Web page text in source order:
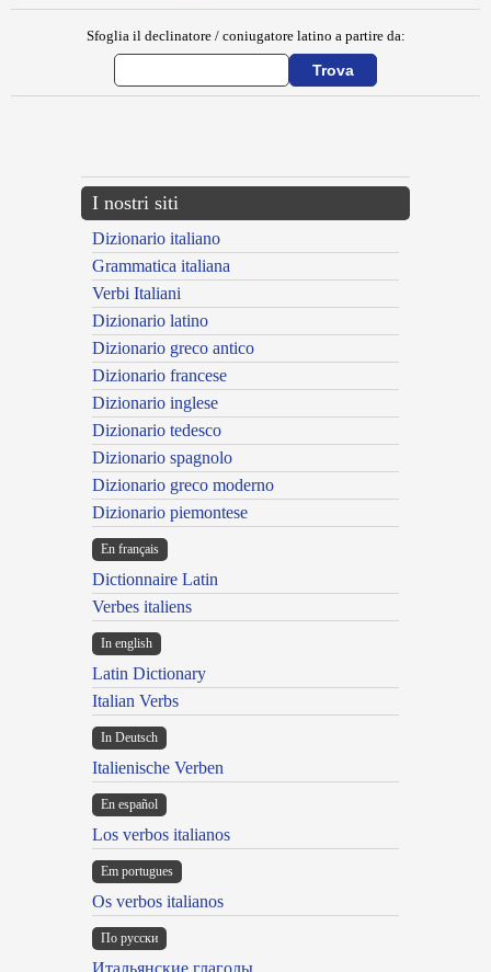
Sfoglia il declinatore / coniugatore latino a partire da:
I nostri siti
Dizionario italiano
Grammatica italiana
Verbi Italiani
Dizionario latino
Dizionario greco antico
Dizionario francese
Dizionario inglese
Dizionario tedesco
Dizionario spagnolo
Dizionario greco moderno
Dizionario piemontese
En français
Dictionnaire Latin
Verbes italiens
In english
Latin Dictionary
Italian Verbs
In Deutsch
Italienische Verben
En español
Los verbos italianos
Em portugues
Os verbos italianos
По русски
Итальянские глаголы